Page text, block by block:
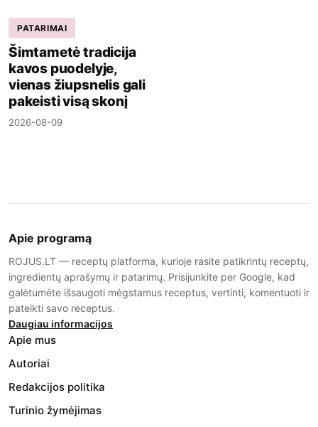
PATARIMAI
Šimtametė tradicija
kavos puodelyje,
vienas žiupsnelis gali
pakeisti visą skonį
2026-08-09
Apie programą
ROJUS.LT — receptų platforma, kurioje rasite patikrintų receptų,
ingredientų aprašymų ir patarimų. Prisijunkite per Google, kad
galėtumėte išsaugoti mėgstamus receptus, vertinti, komentuoti ir
pateikti savo receptus.
Daugiau informacijos
Apie mus
Autoriai
Redakcijos politika
Turinio žymėjimas